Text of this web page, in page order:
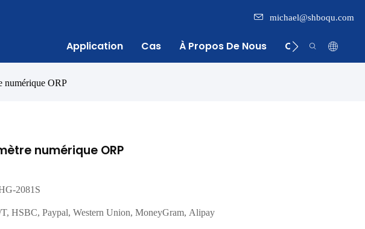
michael@shboqu.com
Application Cas À Propos De Nous Centre
numérique ORP
numérique ORP
2081S
HSBC, Paypal, Western Union, MoneyGram, Alipay